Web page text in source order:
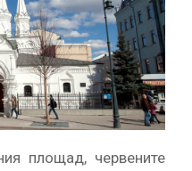
площад, червените